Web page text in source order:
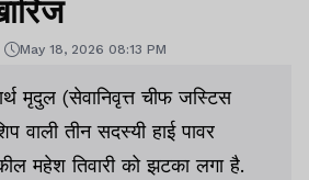
May 18, 2026 08:13 PM
मृदुल (सेवानिवृत्त चीफ जस्टिस
वाली तीन सदस्यी हाई पावर
महेश तिवारी को झटका लगा है.